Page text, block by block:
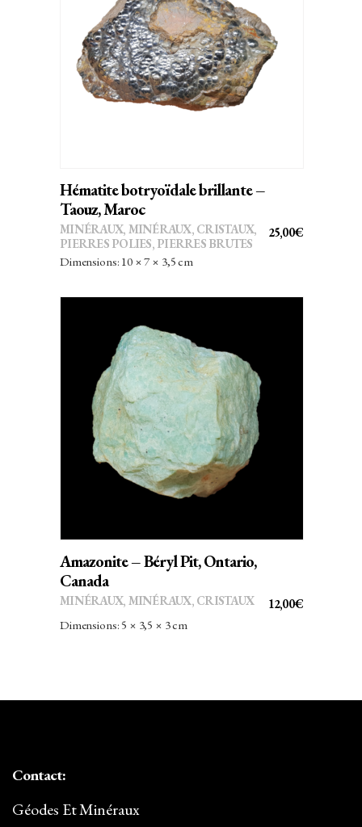
AJOUTER AU PANIER
Hématite botryoïdale brillante –
Taouz, Maroc
25,00€
MINÉRAUX, MINÉRAUX, CRISTAUX,
PIERRES POLIES, PIERRES BRUTES
Dimensions: 10 × 7 × 3,5 cm
AJOUTER AU PANIER
Amazonite – Béryl Pit, Ontario,
Canada
12,00€
MINÉRAUX, MINÉRAUX, CRISTAUX
Dimensions: 5 × 3,5 × 3 cm
Contact:
Géodes Et Minéraux